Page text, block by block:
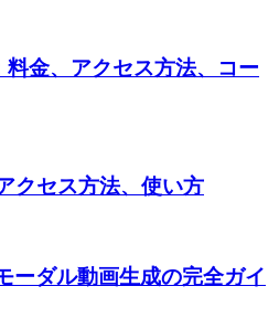
料金、アクセス方法、コー
クセス方法、使い方
ーダル動画生成の完全ガイ